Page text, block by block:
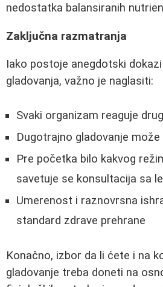
nedostatka balansiranih
Zaključna razmatranja
Iako postoje anegdotski
gladovanja, važno je naglasiti:
Svaki organizam reaguje
Dugotrajno gladovanje
Pre početka bilo kakvog
savetuje se konsultacija sa
Umerenost i raznovrsna
standard zdrave prehrane
Konačno, izbor da li ćete i na
gladovanje treba doneti na